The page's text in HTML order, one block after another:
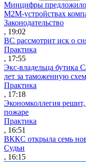
Минцифры предложило
M2M-устройствах
Законодательство
, 19:02
ВС рассмотрит иск о
Практика
, 17:55
Экс-владельца бутика
лет за таможенную
Практика
, 17:18
Экономколлегия
пожаре
Практика
, 16:51
ВККС открыла семь
Судьи
, 16:15